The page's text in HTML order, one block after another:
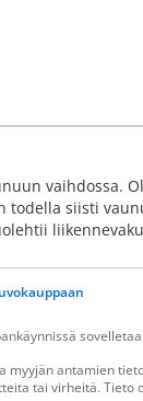
vaihdossa.
todella siisti
myyjän antamien
tai virheitä. Tieto